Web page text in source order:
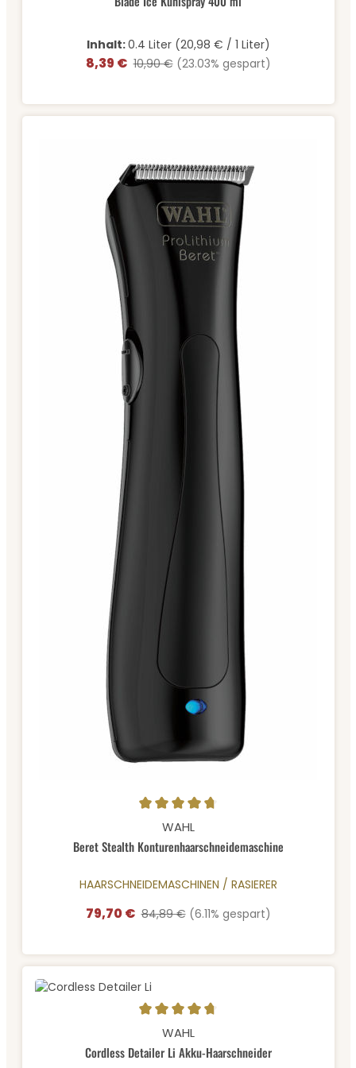
Inhalt:0.4 Liter (20,98 € / 1 Liter)
Verkaufspreis:
8,39 € Regulärer Preis:
10,90 € (23.03% gespart)
Durchschnittliche Bewertung von 4.85 von 5 Sternen
WAHL
Beret Stealth Konturenhaarschneidemaschine
HAARSCHNEIDEMASCHINEN / RASIERER
Verkaufspreis:
79,70 € Regulärer Preis:
84,89 € (6.11% gespart)
Durchschnittliche Bewertung von 4.85 von 5 Sternen
WAHL
Cordless Detailer Li Akku-Haarschneider